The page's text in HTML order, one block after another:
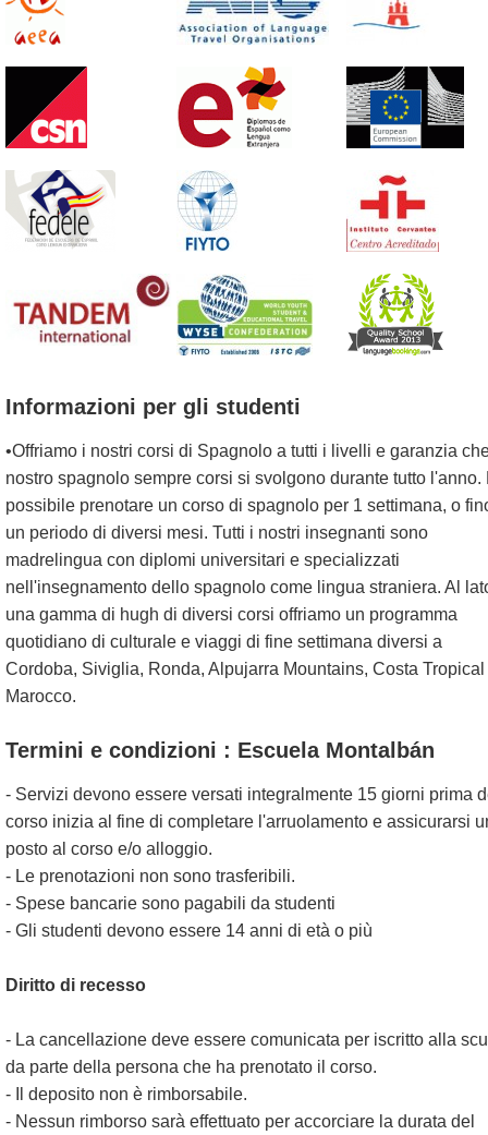
Informazioni per gli studenti
•Offriamo i nostri corsi di Spagnolo a tutti i livelli e garanzia
nostro spagnolo sempre corsi si svolgono durante tutto l'anno.
possibile prenotare un corso di spagnolo per 1 settimana, o
un periodo di diversi mesi. Tutti i nostri insegnanti sono
madrelingua con diplomi universitari e specializzati
nell'insegnamento dello spagnolo come lingua straniera. Al
una gamma di hugh di diversi corsi offriamo un programma
quotidiano di culturale e viaggi di fine settimana diversi a
Cordoba, Siviglia, Ronda, Alpujarra Mountains, Costa Tropical
Marocco.
Termini e condizioni : Escuela Montalbán
- Servizi devono essere versati integralmente 15 giorni prima
corso inizia al fine di completare l'arruolamento e assicurarsi
posto al corso e/o alloggio.
- Le prenotazioni non sono trasferibili.
- Spese bancarie sono pagabili da studenti
- Gli studenti devono essere 14 anni di età o più
Diritto di recesso
- La cancellazione deve essere comunicata per iscritto alla
da parte della persona che ha prenotato il corso.
- Il deposito non è rimborsabile.
- Nessun rimborso sarà effettuato per accorciare la durata del